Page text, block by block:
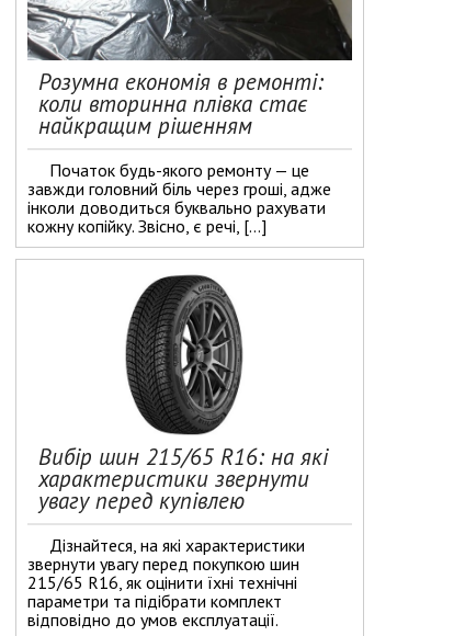
Розумна економія в ремонті:
коли вторинна плівка стає
найкращим рішенням
Початок будь-якого ремонту — це
завжди головний біль через гроші, адже
інколи доводиться буквально рахувати
кожну копійку. Звісно, є речі, […]
Вибір шин 215/65 R16: на які
характеристики звернути
увагу перед купівлею
Дізнайтеся, на які характеристики
звернути увагу перед покупкою шин
215/65 R16, як оцінити їхні технічні
параметри та підібрати комплект
відповідно до умов експлуатації.